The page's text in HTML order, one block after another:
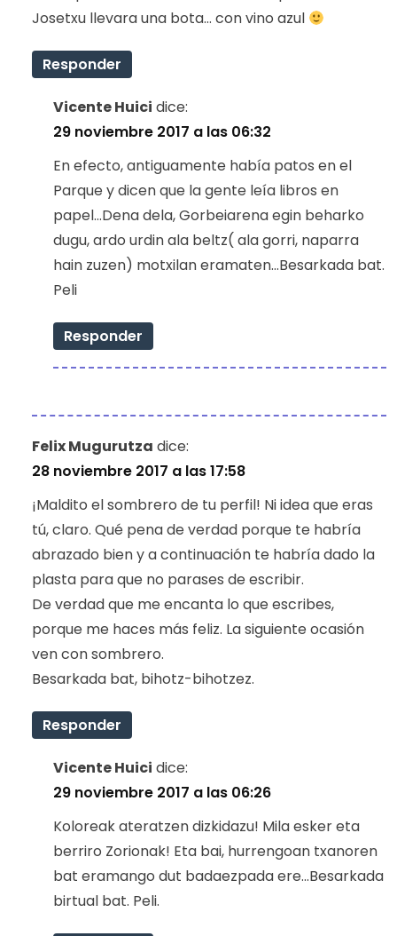
Josetxu llevara una bota… con vino azul
Responder
Vicente Huici dice:
29 noviembre 2017 a las 06:32
En efecto, antiguamente había patos en el
Parque y dicen que la gente leía libros en
papel…Dena dela, Gorbeiarena egin beharko
dugu, ardo urdin ala beltz( ala gorri, naparra
hain zuzen) motxilan eramaten…Besarkada bat.
Peli
Responder
Felix Mugurutza dice:
28 noviembre 2017 a las 17:58
¡Maldito el sombrero de tu perfil! Ni idea que eras
tú, claro. Qué pena de verdad porque te habría
abrazado bien y a continuación te habría dado la
plasta para que no parases de escribir.
De verdad que me encanta lo que escribes,
porque me haces más feliz. La siguiente ocasión
ven con sombrero.
Besarkada bat, bihotz-bihotzez.
Responder
Vicente Huici dice:
29 noviembre 2017 a las 06:26
Koloreak ateratzen dizkidazu! Mila esker eta
berriro Zorionak! Eta bai, hurrengoan txanoren
bat eramango dut badaezpada ere…Besarkada
birtual bat. Peli.